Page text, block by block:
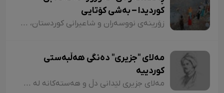
کوردیدا – بەشی کۆتایی
زۆرینەی نووسەران و شاعیرانی کوردستان، لە شیعر و دەقەکانیاندا بە شێوازی جۆراوجۆر باسی نەورۆزیان کردووە کە لەبەر نەبوونی مەجال تەنیا ئاماژەمان بە چەند شاعیر و چەند نموونە شیعر کرد. پێم خۆشە لە کۆتاییشدا ئاماژە بەوە بکەم کە شاعیران "موخلیس، عەونی، هەژار، زاری، عەلی حەسەنیانی، ژیلا حسەینی، محەممەد ساڵح دیلان، ئەسیری، ناسر ئاغابرا، جەلال مەلەکشا، شێرکۆ بێکەس و عەبدوڵڵا پەشێو و..." لە چەندین شیعریاندا باسی "نەورۆز"یان کردووە و لەسەر کوردستانیبوونی نەورۆز جەختیان کردووەتەوە.
مەلای "جزیری" دەنگی هەڵبەستی
کوردییە
مەلای جزیری لێدانی دڵ و هەستەکانە لە شیعری کلاسیکدا. مەلای جزیری ساڵی ١٥٦٥ لە جزیری بۆتان لەدایک بووە. ناوی "ئەحمەد"ە و لە شیعردا نازناوی "نیشانی، مەلێ و مەلا"یە و لە سەدەی ١٧دا ژیاوە. مەلا ئەحمەد جزیری لەسەر دەستی باوکی (شێخ محەممەد) دەستی بە خوێندن کردووە و لە مەدرەسەی "هەکاری و عیمادی" درێژەی بە خوێندن داوە.